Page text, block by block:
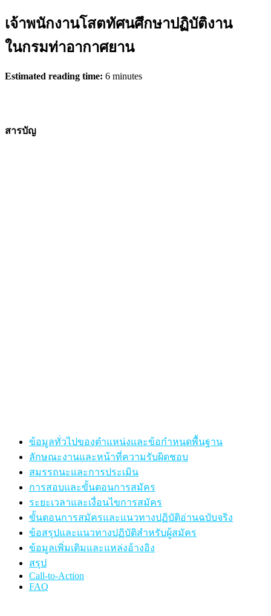
เจ้าพนักงานโสตทัศนศึกษาปฏิบัติงาน
ในกรมท่าอากาศยาน
Estimated reading time: 6 minutes
สารบัญ
ข้อมูลทั่วไปของตำแหน่งและข้อกำหนดพื้นฐาน
ลักษณะงานและหน้าที่ความรับผิดชอบ
สมรรถนะและการประเมิน
การสอบและขั้นตอนการสมัคร
ระยะเวลาและเงื่อนไขการสมัคร
ขั้นตอนการสมัครและแนวทางปฏิบัติอ่านฉบับจริง
ข้อสรุปและแนวทางปฏิบัติสำหรับผู้สมัคร
ข้อมูลเพิ่มเติมและแหล่งอ้างอิง
สรุป
Call-to-Action
FAQ